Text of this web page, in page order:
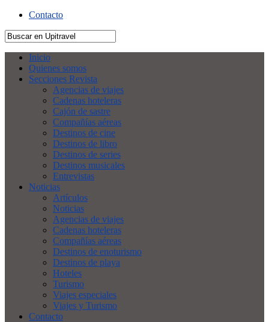
Contacto
Inicio
Quienes somos
Secciones Revista
Agencias de viajes
Cadenas hoteleras
Cajón de sastre
Compañías aéreas
Destinos de cine
Destinos de libro
Destinos de series
Destinos musicales
Entrevistas
Noticias
Artículos
Noticias
Agencias de viajes
Cadenas hoteleras
Compañías aéreas
Destinos de enoturismo
Destinos de playa
Hoteles
Turismo
Viajes especiales
Viajes y Turismo
Contacto